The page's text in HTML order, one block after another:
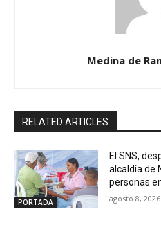
Medina de
RELATED ARTICLES
PORTADA
El SNS,
alcaldía de
personas
agosto 8, 2026